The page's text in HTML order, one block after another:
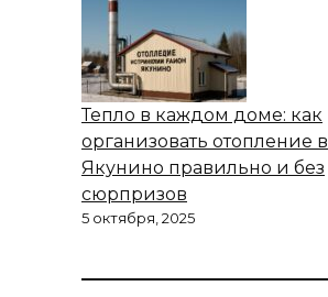
Тепло в каждом доме: как
организовать отопление в
Якунино правильно и без
сюрпризов
5 октября, 2025